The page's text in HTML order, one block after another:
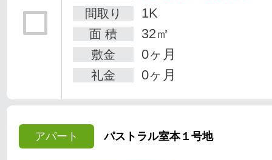
間取り
1K
面 積 32㎡
敷金 0ヶ月
礼金 0ヶ月
アパート パストラル室本１号地